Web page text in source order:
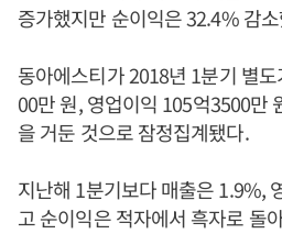
증가했지만 순이익은 32.4% 감
동아에스티가 2018년 1분기 별
00만 원, 영업이익 105억3500만
을 거둔 것으로 잠정집계됐다.
지난해 1분기보다 매출은 1.9%,
고 순이익은 적자에서 흑자로 돌